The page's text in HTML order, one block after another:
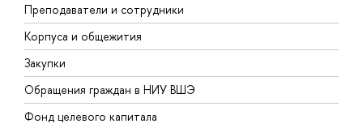
Преподаватели и сотрудники
Корпуса и общежития
Закупки
Обращения граждан в НИУ ВШЭ
Фонд целевого капитала